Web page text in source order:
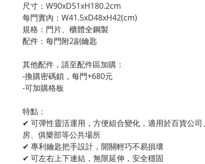
尺寸：W90xD51xH180.2cm
每門實內：W41.5xD48xH42(cm)
規格：門片、櫃體全鋼製
配件：每門附2副鑰匙
其他配件，請至配件區加購：
-換購密碼鎖，每門+680元
-可加購格板
特點：
✔ 可彈性靈活運用，方便組合變化，適用於百貨公
房、俱樂部等公共場所
✔ 專利鑰匙把手設計，開關輕巧不易損壞
✔ 可左右上下連結，無限延伸，安全穩固